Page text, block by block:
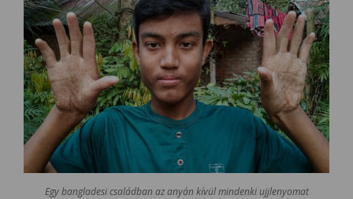
Egy bangladesi családban az anyán kívül mindenki ujjlenyomat